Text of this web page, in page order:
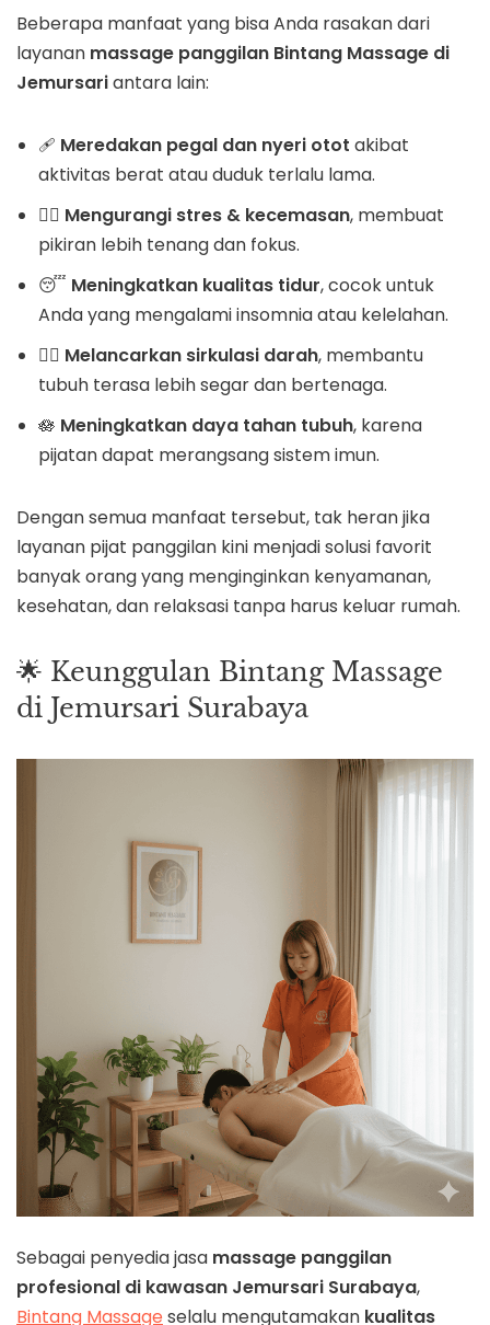
Beberapa manfaat yang bisa Anda rasakan dari
layanan massage panggilan Bintang Massage di
Jemursariantara lain:
🩹 Meredakan pegal dan nyeri otot akibat
aktivitas berat atau duduk terlalu lama.
🧘‍♂️ Mengurangi stres & kecemasan, membuat
pikiran lebih tenang dan fokus.
😴 Meningkatkan kualitas tidur, cocok untuk
Anda yang mengalami insomnia atau kelelahan.
💆‍♀️ Melancarkan sirkulasi darah, membantu
tubuh terasa lebih segar dan bertenaga.
🪷 Meningkatkan daya tahan tubuh, karena
pijatan dapat merangsang sistem imun.
Dengan semua manfaat tersebut, tak heran jika
layanan pijat panggilan kini menjadi solusi favorit
banyak orang yang menginginkan kenyamanan,
kesehatan, dan relaksasi tanpa harus keluar rumah.
🌟 Keunggulan Bintang Massage
di Jemursari Surabaya
Sebagai penyedia jasa massage panggilan
profesional di kawasan Jemursari Surabaya,
Bintang Massage selalu mengutamakan kualitas